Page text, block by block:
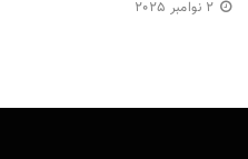
2 نوامبر 2025